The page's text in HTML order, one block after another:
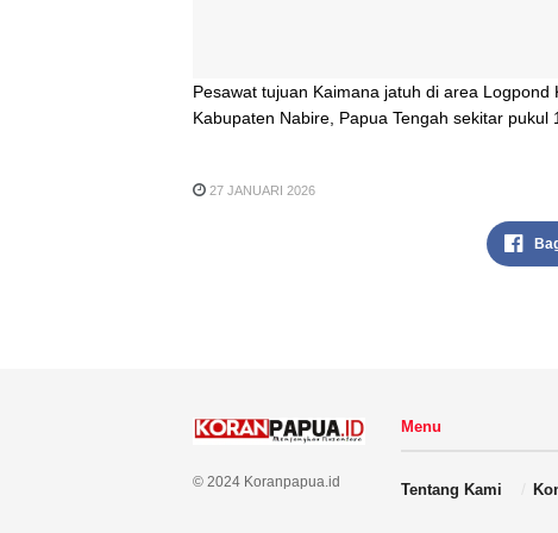
Pesawat tujuan Kaimana jatuh di area Logpond
Kabupaten Nabire, Papua Tengah sekitar
27 JANUARI 2026
© 2024 Koranpapua.id
Menu
Tentang Kami